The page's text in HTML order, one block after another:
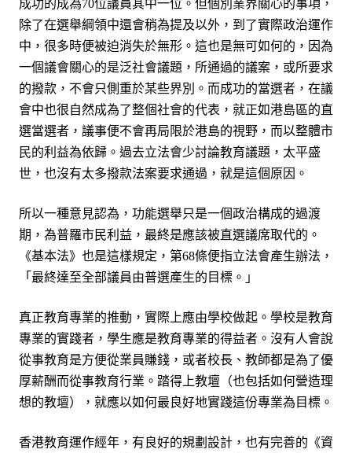
70
除了在選舉綱領中還會稍為提及以外，到了實際政治運作
中，很多時便被迫消失於無形。這也是無可如何的，因為
一個議會關心的是泛社會議題，所通過的議案，或所要求
的撥款，不會只側重於某些界別。而成功的當選者，在議
會中也很自然成為了整個社會的代表，就正如港島區的直
選當選者，議事便不會再局限於港島的視野，而以整體市
民的利益為依歸 。過去立法會少討論教育議題，太平盛
世，也沒有太多撥款法案要求通過，就是這個原因。
所以一種意見認為，功能選舉只是一個政治構成的過渡
期，為普羅市民利益 ，最終是應該被直選議席取代的。
《基本法》也是這樣規定，第68條便指立法會產生辦法，
「最終達至全部議員由普選產生的目標。」
真正教育專業的推動，實際上應由學校做起。學校是教育
專業的實踐者，學生應是教育專業的得益者。沒有人會說
從事教育是方便從業員賺錢，或者校長、教師都是為了優
厚薪酬而從事教育行業。踏得上教壇（也包括如何營造理
想的教壇），就應以如何最良好地實踐這份專業為目標。
香港教育運作經年，有良好的規劃設計，也有完善的《資